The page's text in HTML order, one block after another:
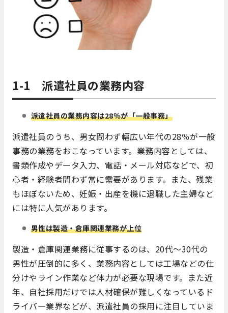
1-1 派遣社員の業務内容
派遣社員の業務内容は28％が「一般事務」
派遣社員のうち、男女問わず幅広い年代の28％が一般
事務の業務をおこなっています。業務内容としては、
書類作成やデータ入力、電話・メール対応などで、初
心者・経験者問わず常に需要があります。また、残業
もほぼないため、妊娠・出産を機に退職した主婦など
には特に人気があります。
男性は製造・倉庫関連業務が上位
製造・倉庫関連業務に従事するのは、20代～30代の
男性が圧倒的に多く、業務内容としては工場などの仕
分けやライン作業など体力が必要な現場です。また近
年、自社採用だけでは人材確保が難しくなっているド
ライバー業界などが、派遣社員の採用に注目していま